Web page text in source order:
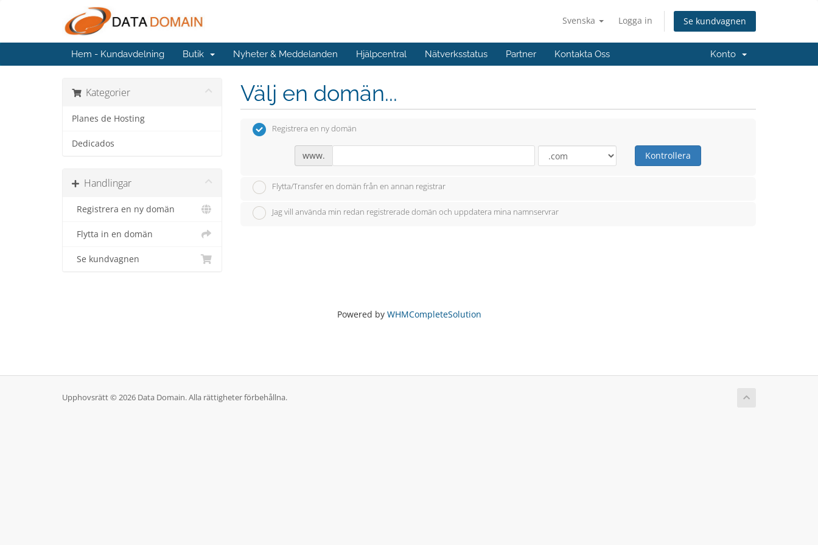
Svenska Logga in Se kundvagnen
Hem - Kundavdelning Butik Nyheter & Meddelanden Hjälpcentral Nätverksstatus Partner Kontakta Oss Konto
Kategorier
Planes de Hosting
Dedicados
Handlingar
Registrera en ny domän
Flytta in en domän
Se kundvagnen
Välj en domän...
Registrera en ny domän
www. Kontrollera
Flytta/Transfer en domän från en annan registrar
Jag vill använda min redan registrerade domän och uppdatera mina namnservrar
Powered by WHMCompleteSolution
Upphovsrätt © 2026 Data Domain. Alla rättigheter förbehållna.